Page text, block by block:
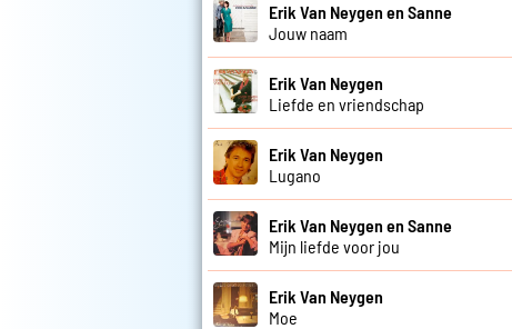
Erik Van Neygen en Sanne
Jouw naam
Erik Van Neygen
Liefde en vriendschap
Erik Van Neygen
Lugano
Erik Van Neygen en Sanne
Mijn liefde voor jou
Erik Van Neygen
Moe